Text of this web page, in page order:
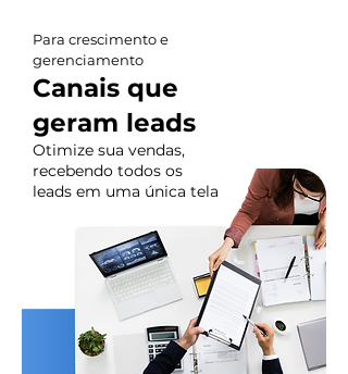
Para crescimento e
gerenciamento
Canais que
geram leads
Otimize sua vendas,
recebendo todos os
leads em uma única tela